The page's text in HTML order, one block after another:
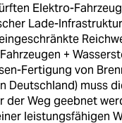
Elektro-
Lade-
+
Fertigung von
Deutschland) muss
der Weg geebnet
leistungsfähigen